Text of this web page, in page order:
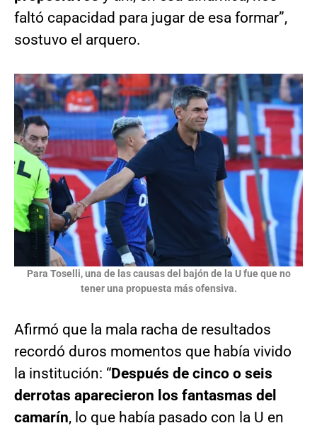
faltó capacidad para jugar de esa formar”,
sostuvo el arquero.
Para Toselli, una de las causas del bajón de la U fue que no
tener una propuesta más ofensiva.
Afirmó que la mala racha de resultados
recordó duros momentos que había vivido
la institución: “Después de cinco o seis
derrotas aparecieron los fantasmas del
camarín, lo que había pasado con la U en